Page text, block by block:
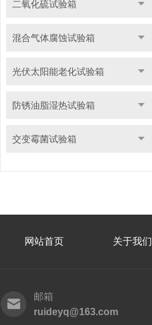
二氧化硫试验箱
混合气体腐蚀试验箱
光伏太阳能老化试验箱
防锈油脂湿热试验箱
交变霉菌试验箱
网站首页 关于我们
邮箱
ruideyq@163.com